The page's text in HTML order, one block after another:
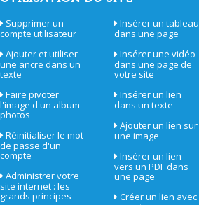
Supprimer un
compte utilisateur
Ajouter et utiliser
une ancre dans un
texte
Faire pivoter
l'image d'un album
photos
Réinitialiser le mot
de passe d'un
compte
Administrer votre
site internet : les
grands principes
Insérer un tableau
dans une page
Insérer une vidéo
dans une page de
votre site
Insérer un lien
dans un texte
Ajouter un lien sur
une image
Insérer un lien
vers un PDF dans
une page
Créer un lien avec